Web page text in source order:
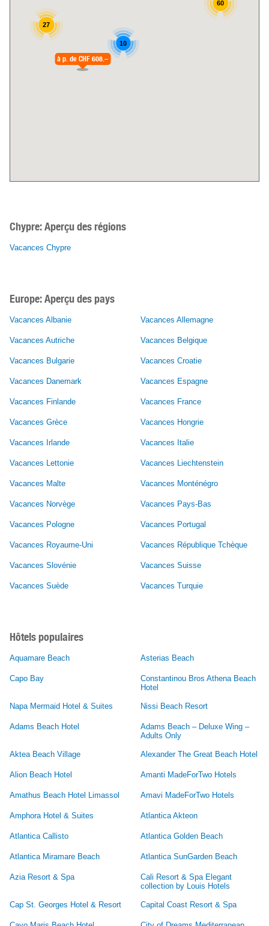
60
27
10
à p. de CHF 608.–
Chypre:Aperçu des régions
Vacances Chypre
Europe: Aperçu des pays
Vacances Albanie Vacances Allemagne
Vacances Autriche Vacances Belgique
Vacances Bulgarie Vacances Croatie
Vacances Danemark Vacances Espagne
Vacances Finlande Vacances France
Vacances Grèce Vacances Hongrie
Vacances Irlande Vacances Italie
Vacances Lettonie Vacances Liechtenstein
Vacances Malte Vacances Monténégro
Vacances Norvège Vacances Pays-Bas
Vacances Pologne Vacances Portugal
Vacances Royaume-Uni Vacances République Tchèque
Vacances Slovénie Vacances Suisse
Vacances Suède Vacances Turquie
Hôtels populaires
Aquamare Beach Asterias Beach
Capo Bay
Constantinou Bros Athena Beach
Hotel
Napa Mermaid Hotel & Suites Nissi Beach Resort
Adams Beach Hotel
Adams Beach – Deluxe Wing –
Adults Only
Aktea Beach Village Alexander The Great Beach Hotel
Alion Beach Hotel Amanti MadeForTwo Hotels
Amathus Beach Hotel Limassol Amavi MadeForTwo Hotels
Amphora Hotel & Suites Atlantica Akteon
Atlantica Callisto Atlantica Golden Beach
Atlantica Miramare Beach Atlantica SunGarden Beach
Azia Resort & Spa
Cali Resort & Spa Elegant
collection by Louis Hotels
Cap St. Georges Hotel & Resort Capital Coast Resort & Spa